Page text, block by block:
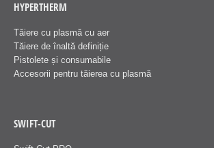
HYPERTHERM
Tăiere cu plasmă cu aer
Tăiere de înaltă definiție
Pistolete și consumabile
Accesorii pentru tăierea cu plasmă
SWIFT-CUT